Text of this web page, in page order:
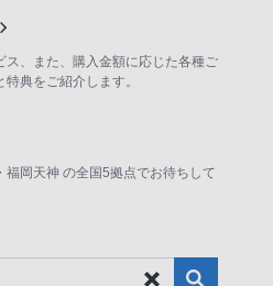
ス、また、購入金額に応じた各種ご
典をご紹介します。
岡天神 の全国5拠点でお待ちして